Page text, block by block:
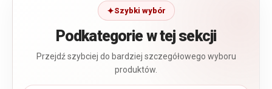
Szybki wybór
Podkategorie w tej sekcji
Przejdź szybciej do bardziej szczegółowego wyboru
produktów.